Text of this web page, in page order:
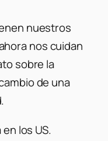
nuestros
nos cuidan
sobre la
de una
los US.